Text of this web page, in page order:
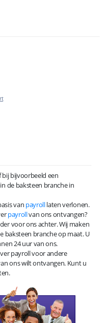
bijvoorbeeld een
de baksteen branche in
van payrolllaten verlonen.
payrollvan ons ontvangen?
voor ons achter. Wij maken
baksteen branche op maat. U
24 uur van ons.
payroll voor andere
ons wilt ontvangen. Kunt u